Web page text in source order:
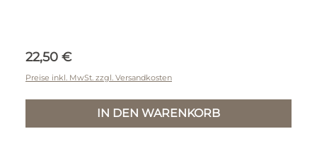
Regulärer Preis:
22,50 €
Preise inkl. MwSt. zzgl. Versandkosten
IN DEN WARENKORB